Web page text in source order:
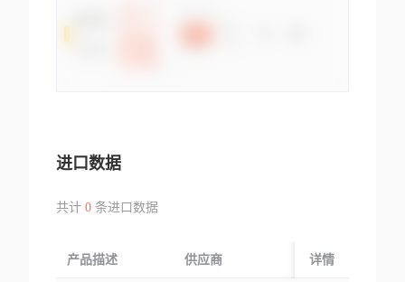
进口数据
共计 0条进口数据
产品描述 供应商 起运国/地区
详情